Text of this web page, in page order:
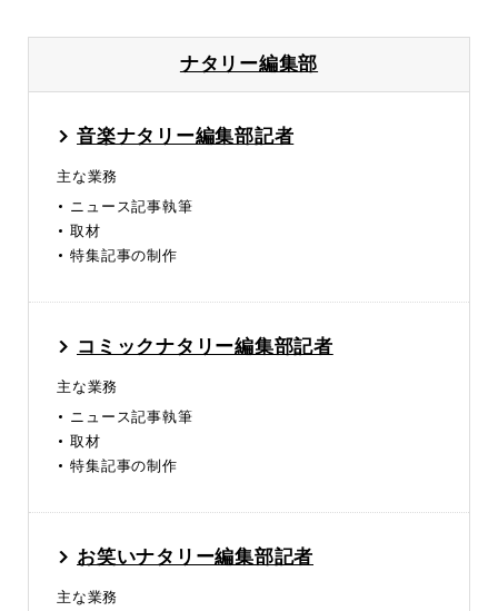
ナタリー編集部
音楽ナタリー編集部記者
主な業務
ニュース記事執筆
取材
特集記事の制作
コミックナタリー編集部記者
主な業務
ニュース記事執筆
取材
特集記事の制作
お笑いナタリー編集部記者
主な業務